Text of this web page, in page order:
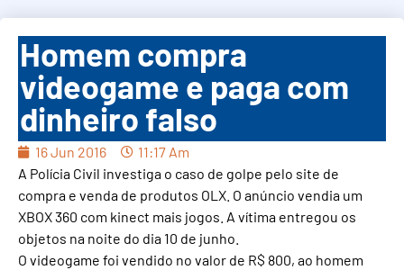
Homem compra
videogame e paga com
dinheiro falso
16 Jun 2016
11:17 Am
A Polícia Civil investiga o caso de golpe pelo site de
compra e venda de produtos OLX. O anúncio vendia um
XBOX 360 com kinect mais jogos. A vítima entregou os
objetos na noite do dia 10 de junho.
O videogame foi vendido no valor de R$ 800, ao homem